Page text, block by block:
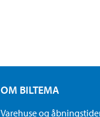
OM BILTEMA
Varehuse og